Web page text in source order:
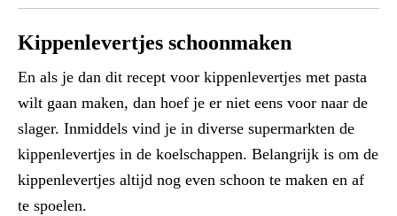
Kippenlevertjes schoonmaken
En als je dan dit recept voor kippenlevertjes met pasta
wilt gaan maken, dan hoef je er niet eens voor naar de
slager. Inmiddels vind je in diverse supermarkten de
kippenlevertjes in de koelschappen. Belangrijk is om de
kippenlevertjes altijd nog even schoon te maken en af
te spoelen.